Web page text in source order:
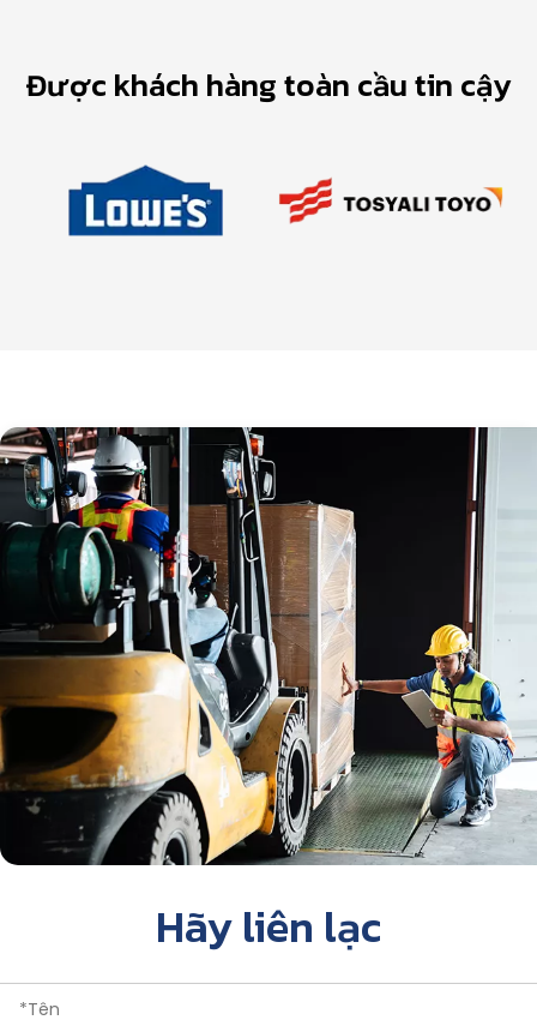
Được khách hàng toàn cầu tin cậy
Hãy liên lạc